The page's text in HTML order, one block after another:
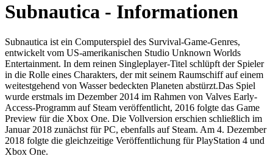
Subnautica - Informationen
Subnautica ist ein Computerspiel des Survival-Game-Genres,
entwickelt vom US-amerikanischen Studio Unknown Worlds
Entertainment. In dem reinen Singleplayer-Titel schlüpft der Spieler
in die Rolle eines Charakters, der mit seinem Raumschiff auf einem
weitestgehend von Wasser bedeckten Planeten abstürzt.Das Spiel
wurde erstmals im Dezember 2014 im Rahmen von Valves Early-
Access-Programm auf Steam veröffentlicht, 2016 folgte das Game
Preview für die Xbox One. Die Vollversion erschien schließlich im
Januar 2018 zunächst für PC, ebenfalls auf Steam. Am 4. Dezember
2018 folgte die gleichzeitige Veröffentlichung für PlayStation 4 und
Xbox One.